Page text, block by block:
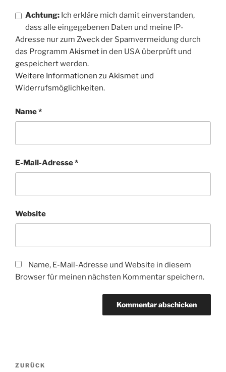
Achtung: Ich erkläre mich damit einverstanden,
dass alle eingegebenen Daten und meine IP-
Adresse nur zum Zweck der Spamvermeidung durch
das Programm Akismet in den USA überprüft und
gespeichert werden.
Weitere Informationen zu Akismet und
Widerrufsmöglichkeiten.
Name*
E-Mail-Adresse*
Website
Name, E-Mail-Adresse und Website in diesem
Browser für meinen nächsten Kommentar speichern.
Beitragsnavigation
Vorheriger
ZURÜCK